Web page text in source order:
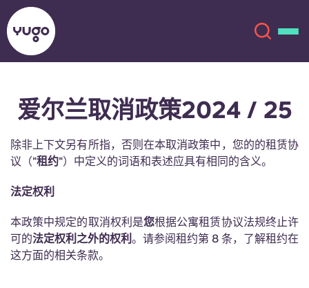
关于我们
地点
更多
English (GB)
English (US)
Català Deutsch
Italian
爱尔兰取消政策2024 / 25
除非上下文另有所指，否则在本取消政策中，您的的租赁协
议（"租约"）中定义的词语和表述应具有相同的含义。
法定权利
本政策中规定的取消权利是您根据公寓租赁协议法规终止许
可的法定权利之外的权利 。请参阅租约第 8 条，了解租约在
这方面的相关条款。